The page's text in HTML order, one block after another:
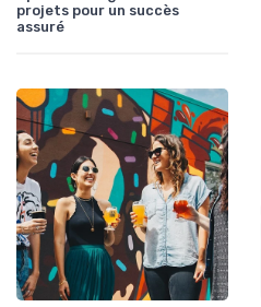
projets pour un succès
assuré